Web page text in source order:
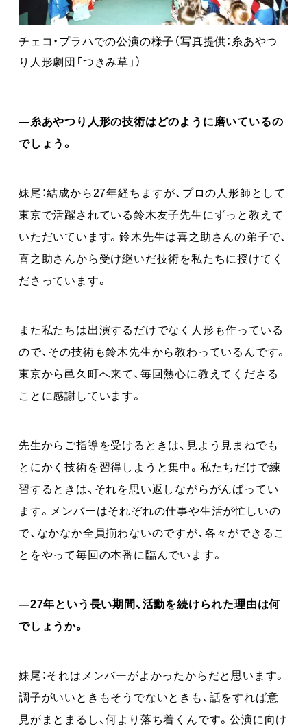
チェコ・プラハでの公演の様子（写真提供：糸あやつ
り人形劇団「つきみ草」）
―糸あやつり人形の技術はどのように磨いているの
でしょう。
妹尾：結成から27年経ちますが、プロの人形師として
東京で活躍されている鈴木友子先生にずっと教えて
いただいています。鈴木先生は喜之助さんの弟子で、
喜之助さんから受け継いだ技術を私たちに授けてく
ださっています。
また私たちは出演するだけでなく人形も作っている
ので、その技術も鈴木先生から教わっているんです。
東京から邑久町へ来て、毎回熱心に教えてくださる
ことに感謝しています。
先生からご指導を受けるときは、見よう見まねでも
とにかく技術を習得しようと集中。私たちだけで練
習するときは、それを思い返しながらがんばってい
ます。メンバーはそれぞれの仕事や生活が忙しいの
で、なかなか全員揃わないのですが、各々ができるこ
とをやって毎回の本番に臨んでいます。
―27年という長い期間、活動を続けられた理由は何
でしょうか。
妹尾：それはメンバーがよかったからだと思います。
調子がいいときもそうでないときも、話をすれば意
見がまとまるし、何より落ち着くんです。公演に向け